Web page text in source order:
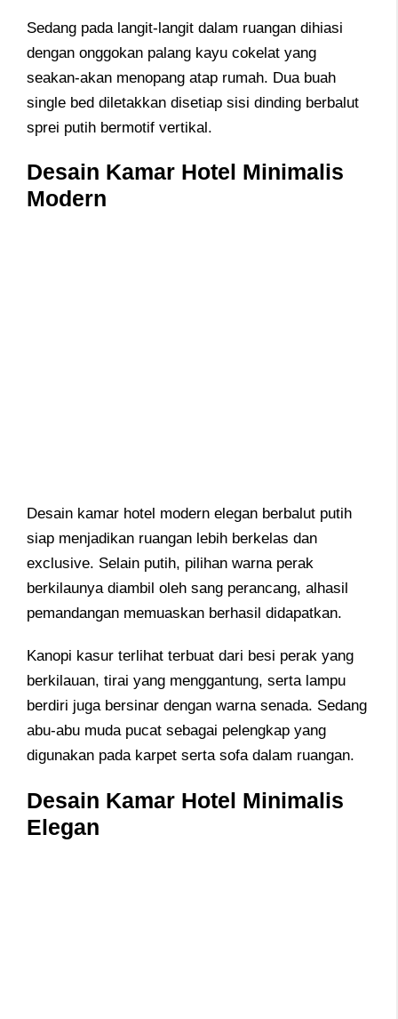
Sedang pada langit-langit dalam ruangan dihiasi
dengan onggokan palang kayu cokelat yang
seakan-akan menopang atap rumah. Dua buah
single bed diletakkan disetiap sisi dinding berbalut
sprei putih bermotif vertikal.
Desain Kamar Hotel Minimalis
Modern
Desain kamar hotel modern elegan berbalut putih
siap menjadikan ruangan lebih berkelas dan
exclusive. Selain putih, pilihan warna perak
berkilaunya diambil oleh sang perancang, alhasil
pemandangan memuaskan berhasil didapatkan.
Kanopi kasur terlihat terbuat dari besi perak yang
berkilauan, tirai yang menggantung, serta lampu
berdiri juga bersinar dengan warna senada. Sedang
abu-abu muda pucat sebagai pelengkap yang
digunakan pada karpet serta sofa dalam ruangan.
Desain Kamar Hotel Minimalis
Elegan